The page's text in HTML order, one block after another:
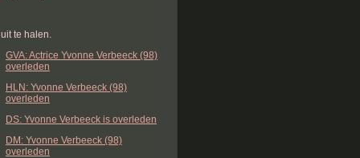
te halen.
GVA: Actrice Yvonne Verbeeck (98)
overleden
HLN: Yvonne Verbeeck (98)
overleden
DS: Yvonne Verbeeck is overleden
DM: Yvonne Verbeeck (98)
overleden